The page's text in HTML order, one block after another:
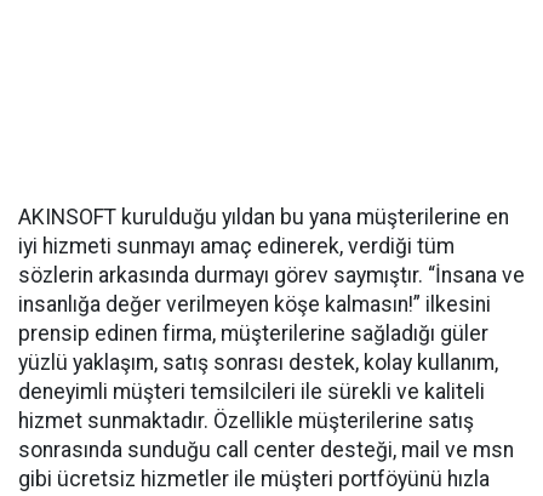
AKINSOFT kurulduğu yıldan bu yana müşterilerine en
iyi hizmeti sunmayı amaç edinerek, verdiği tüm
sözlerin arkasında durmayı görev saymıştır. “İnsana ve
insanlığa değer verilmeyen köşe kalmasın!” ilkesini
prensip edinen firma, müşterilerine sağladığı güler
yüzlü yaklaşım, satış sonrası destek, kolay kullanım,
deneyimli müşteri temsilcileri ile sürekli ve kaliteli
hizmet sunmaktadır. Özellikle müşterilerine satış
sonrasında sunduğu call center desteği, mail ve msn
gibi ücretsiz hizmetler ile müşteri portföyünü hızla